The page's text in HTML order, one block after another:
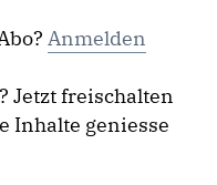
Anmelden
Jetzt freischalten
Inhalte geniesse